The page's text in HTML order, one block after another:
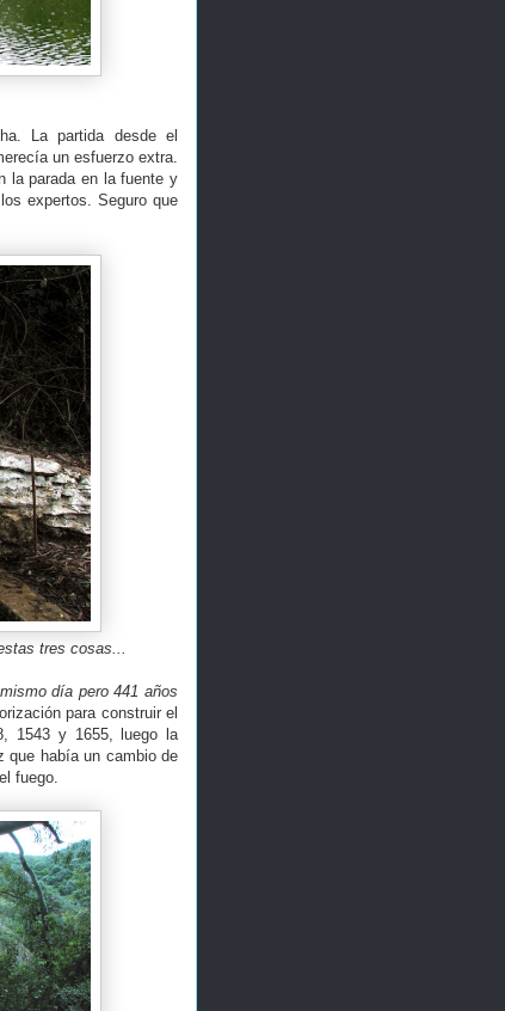
La partida desde el
un esfuerzo extra.
la parada en la fuente y
expertos. Seguro que
tres cosas...
día pero 441 años
para construir el
1543 y 1655, luego la
que había un cambio de
fuego.